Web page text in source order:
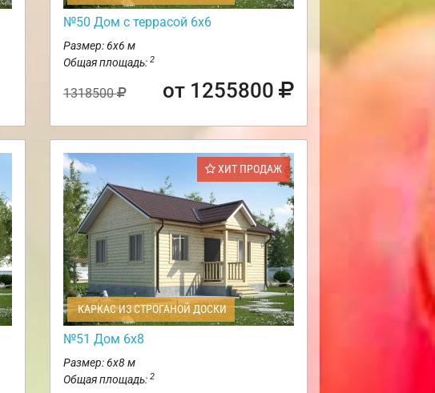
№50 Дом с террасой 6х6
Размер: 6х6 м
Общая площадь: 2
1318500 от 1255800
ХИТ ПРОДАЖ
КАРКАС ИЗ СТРОГАНОЙ ДОСКИ
№51 Дом 6х8
Размер: 6х8 м
Общая площадь: 2